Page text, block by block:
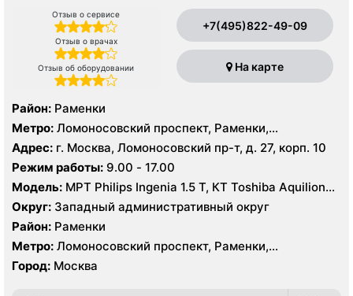
Отзыв о сервисе
Отзыв о врачах
Отзыв об оборудовании
+7(495)822-49-09
На карте
Район: Раменки
Метро: Ломоносовский проспект, Раменки,
Университет
Адрес: г. Москва, Ломоносовский пр-т, д. 27, корп. 10
Режим работы: 9.00 - 17.00
Модель: МРТ Philips Ingenia 1.5 Т, КТ Toshiba Aquilion
64 среза
Округ: Западный административный округ
Район: Раменки
Метро: Ломоносовский проспект, Раменки,
Университет
Город: Москва